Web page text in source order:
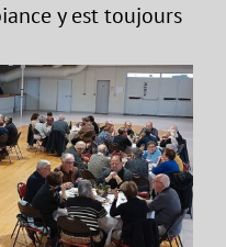
y est toujours